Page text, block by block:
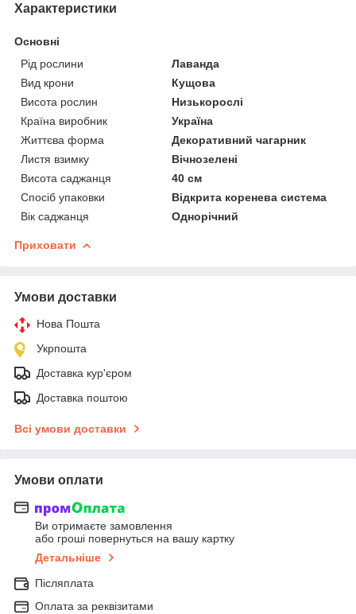
Характеристики
Основні
Рід рослини
Лаванда
Вид крони
Кущова
Висота рослин
Низькорослі
Країна виробник
Україна
Життєва форма
Декоративний чагарник
Листя взимку
Вічнозелені
Висота саджанця
40 см
Спосіб упаковки
Відкрита коренева система
Вік саджанця
Однорічний
Приховати
Умови доставки
Нова Пошта
Укрпошта
Доставка кур'єром
Доставка поштою
Всі умови доставки
Умови оплати
Ви отримаєте замовлення
або гроші повернуться на вашу картку
Детальніше
Післяплата
Оплата за реквізитами